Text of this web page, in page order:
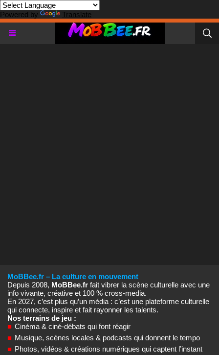
Powered by Translate
MoBBee.fr – La culture en mouvement
Depuis 2008, MoBBee.fr fait vibrer la scène culturelle avec une
info vivante, créative et 100 % cross‑media.
En 2027, c’est plus qu’un média : c’est une plateforme culturelle
qui connecte, inspire et fait rayonner les talents.
Nos terrains de jeu :
■ Cinéma & ciné‑débats qui font réagir
■ Musique, scènes locales & podcasts qui donnent le tempo
■ Photos, vidéos & créations numériques qui captent l’instant